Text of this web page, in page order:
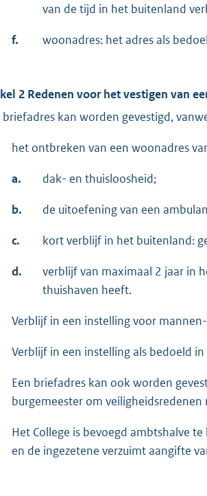
van de tijd in het buitenland
f. woonadres: het adres als
2 Redenen voor het vestigen van
briefadres kan worden gevestigd,
het ontbreken van een woonadres
a. dak- en thuisloosheid;
b. de uitoefening van een
c. kort verblijf in het buitenland:
d.
verblijf van maximaal 2 jaar in
thuishaven heeft.
Verblijf in een instelling voor
Verblijf in een instelling als bedoeld in
Een briefadres kan ook worden
burgemeester om veiligheidsredenen
Het College is bevoegd ambtshalve
en de ingezetene verzuimt aangifte